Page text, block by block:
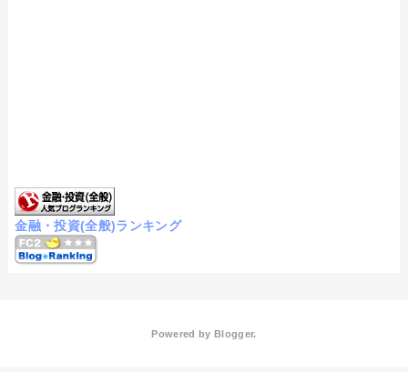
金融・投資(全般)ランキング
Powered by Blogger.